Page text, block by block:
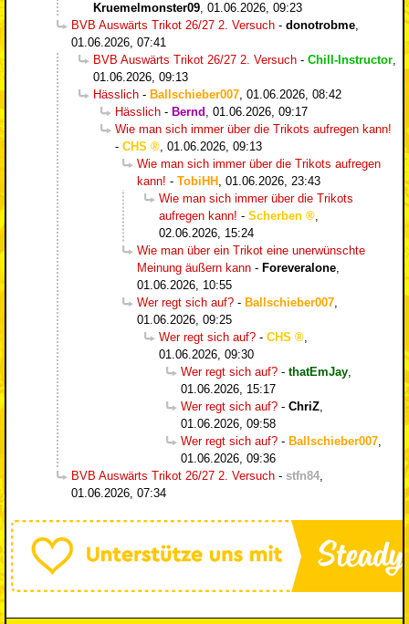
Kruemelmonster09, 01.06.2026, 09:23
BVB Auswärts Trikot 26/27 2. Versuch - donotrobme,
01.06.2026, 07:41
BVB Auswärts Trikot 26/27 2. Versuch - Chill-Instructor,
01.06.2026, 09:13
Hässlich - Ballschieber007, 01.06.2026, 08:42
Hässlich - Bernd , 01.06.2026, 09:17
Wie man sich immer über die Trikots aufregen kann!
- CHS , 01.06.2026, 09:13
Wie man sich immer über die Trikots aufregen
kann! - TobiHH , 01.06.2026, 23:43
Wie man sich immer über die Trikots
aufregen kann! - Scherben
,
02.06.2026, 15:24
Wie man über ein Trikot eine unerwünschte
Meinung äußern kann - Foreveralone,
01.06.2026, 10:55
Wer regt sich auf? - Ballschieber007,
01.06.2026, 09:25
Wer regt sich auf? - CHS
,
01.06.2026, 09:30
Wer regt sich auf? - thatEmJay,
01.06.2026, 15:17
Wer regt sich auf? - ChriZ,
01.06.2026, 09:58
Wer regt sich auf? - Ballschieber007,
01.06.2026, 09:36
BVB Auswärts Trikot 26/27 2. Versuch - stfn84,
01.06.2026, 07:34